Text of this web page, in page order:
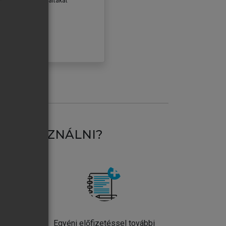
HASZNÁLNI?
Egyéni előfizetéssel további